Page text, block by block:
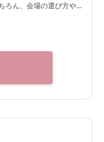
ろん、会場の選び方や
”の結婚式をご提案いた
もご相談下さい！ ◆
セス】 JR線「飯田橋
西線・有楽町線・南北